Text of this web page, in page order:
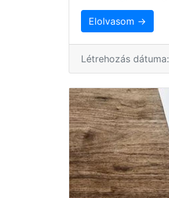
Elolvasom →
Létrehozás